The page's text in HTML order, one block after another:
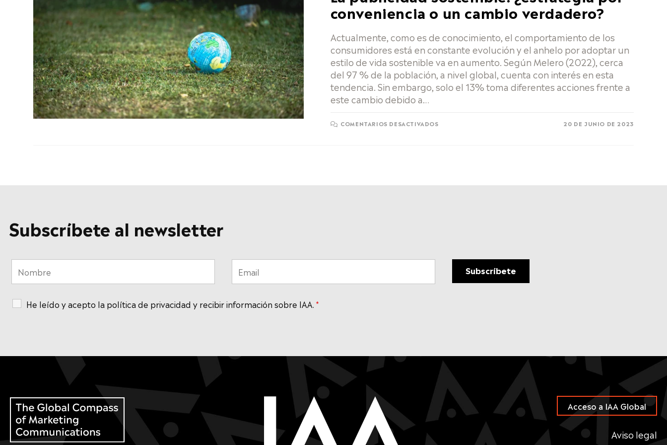
conveniencia o un cambio verdadero?
Actualmente, como es de conocimiento, el comportamiento de los
consumidores está en constante evolución y el anhelo por adoptar un
estilo de vida sostenible va en aumento. Según Melero (2022), cerca
del 97 % de la población, a nivel global, cuenta con interés en esta
tendencia. Sin embargo, solo el 13% toma diferentes acciones frente a
este cambio debido a…
COMENTARIOS DESACTIVADOS 20 DE JUNIO DE 2023
Subscríbete al newsletter
He leído y acepto la política de privacidad y recibir información sobre IAA. *
Acceso a IAA Global
Aviso legal